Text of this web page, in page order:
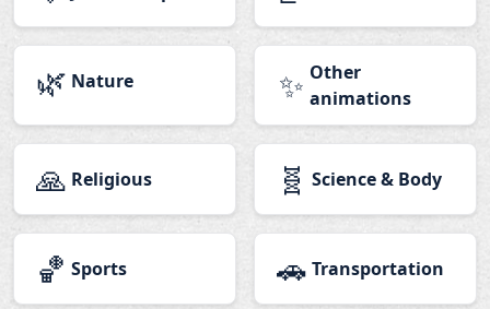
🌿 Nature ✨ Other
animations
🙏 Religious 🧬 Science & Body
🏀 Sports 🚗 Transportation